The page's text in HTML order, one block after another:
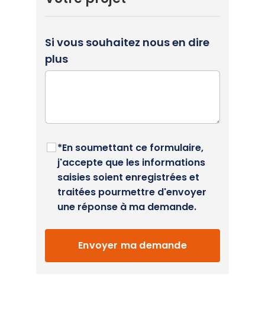
Si vous souhaitez nous en dire
plus
*En soumettant ce formulaire,
j'accepte que les informations
saisies soient enregistrées et
traitées pourmettre d'envoyer
une réponse à ma demande.
Envoyer ma demande